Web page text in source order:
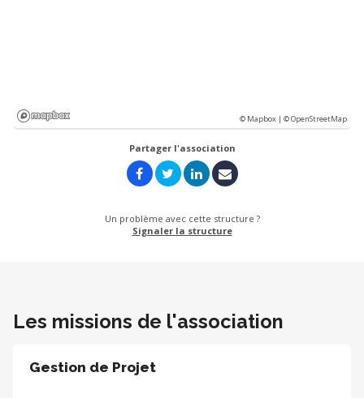
© Mapbox |© OpenStreetMap
Partager l'association
Un problème avec cette structure ?
Signaler la structure
Les missions de l'association
Gestion de Projet